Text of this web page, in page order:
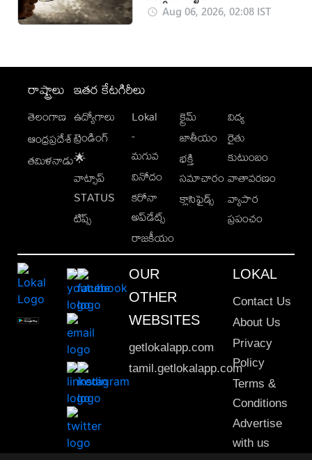
Aug 06, 2026, 02:08 IST
రాష్ట్రాలు
తెలంగాణ
ఆంధ్రప్రదేశ్
తమిళనాడు
ఇతర కేటగిరీలు
ఉద్యోగాలు
ట్రెండింగ్
🌟
వాట్సాప్
STATUS
టిప్స్
Lokal
-
మగువ
వినోదం
కరోనా
అప్‌డేట్స్
రాజకీయం
క్రైమ్
జాతీయం
భక్తి
సమాచారం
క్లాసిఫైడ్స్
విద్య
రైతు
కుటుంబం
వాతావరణం
వ్యాపార
ప్రపంచం
OUR
OTHER
WEBSITES
getlokalapp.com
tamil.getlokalapp.com
LOKAL
Contact Us
About Us
Privacy
Policy
Terms &
Conditions
Advertise
with us